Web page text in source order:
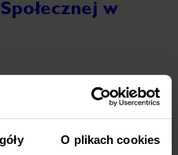
O plikach cookies
w